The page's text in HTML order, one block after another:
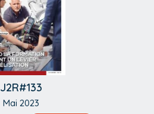
J2R#133
Mai 2023